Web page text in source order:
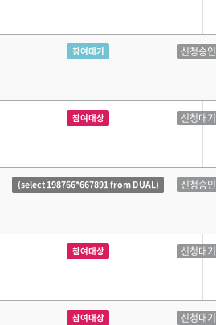
참여대기 신청승인
참여대상 신청대기
(select 198766*667891 from DUAL) 신청승인
참여대상 신청대기
참여대상 신청대기